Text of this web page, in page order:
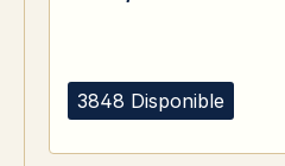
3848 Disponible